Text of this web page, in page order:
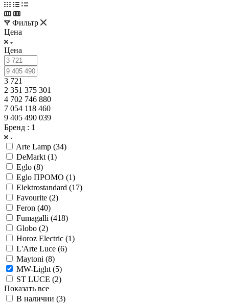
Фильтр
Цена
Цена
3 721
2 351 375 301
4 702 746 880
7 054 118 460
9 405 490 039
Бренд : 1
Arte Lamp (34)
DeMarkt (1)
Eglo (8)
Eglo ПРОМО (1)
Elektrostandard (17)
Favourite (2)
Feron (40)
Fumagalli (418)
Globo (2)
Horoz Electric (1)
L'Arte Luce (6)
Maytoni (8)
MW-Light (5)
ST LUCE (2)
Показать все
В наличии (3)